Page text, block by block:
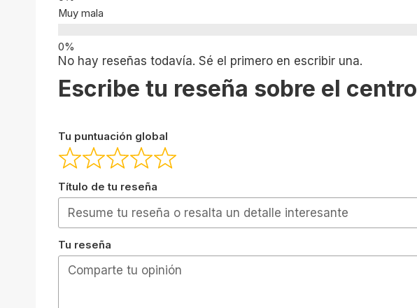
Muy mala
No hay reseñas todavía. Sé el primero en escribir una.
Escribe tu reseña sobre el centro
Tu puntuación global
Título de tu reseña
Tu reseña